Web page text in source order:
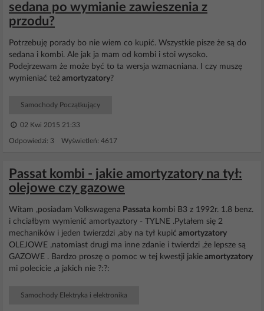
sedana po wymianie zawieszenia z
przodu?
Potrzebuję porady bo nie wiem co kupić. Wszystkie pisze że są do
sedana i kombi. Ale jak ja mam od kombi i stoi wysoko.
Podejrzewam że może być to ta wersja wzmacniana. I czy muszę
wymieniać też amortyzatory?
Samochody Początkujący
02 Kwi 2015 21:33
Odpowiedzi: 3 Wyświetleń: 4617
Passat kombi - jakie amortyzatory na tył:
olejowe czy gazowe
Witam ,posiadam Volkswagena Passata kombi B3 z 1992r. 1.8 benz.
i chciałbym wymienić amortyaztory - TYLNE .Pytałem się 2
mechaników i jeden twierzdzi ,aby na tył kupić amortyzatory
OLEJOWE ,natomiast drugi ma inne zdanie i twierdzi ,że lepsze są
GAZOWE . Bardzo proszę o pomoc w tej kwestji jakie amortyzatory
mi polecicie ,a jakich nie ?:?:
Samochody Elektryka i elektronika